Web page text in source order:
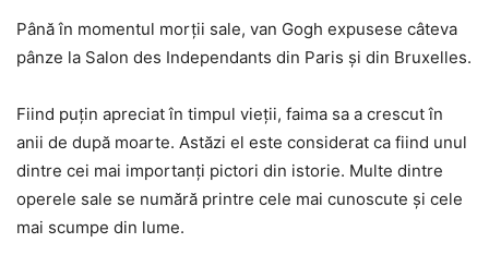
Până în momentul morții sale, van Gogh expusese câteva
pânze la Salon des Independants din Paris și din Bruxelles.
Fiind puțin apreciat în timpul vieții, faima sa a crescut în
anii de după moarte. Astăzi el este considerat ca fiind unul
dintre cei mai importanți pictori din istorie. Multe dintre
operele sale se numără printre cele mai cunoscute și cele
mai scumpe din lume.